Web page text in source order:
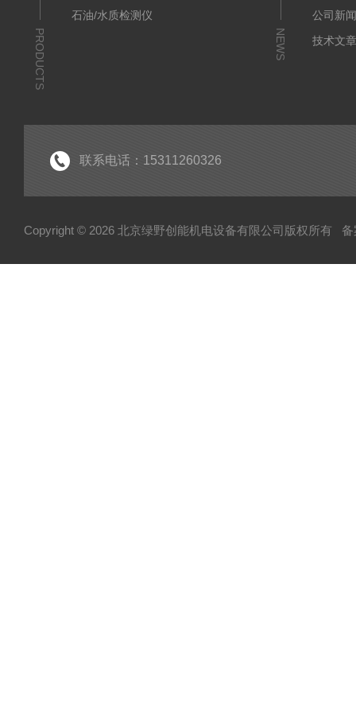
PRODUCTS
石油/水质检测仪
NEWS
公司新
技术文
联系电话：15311260326
Copyright © 2026 北京绿野创能机电设备有限公司版权所有 备